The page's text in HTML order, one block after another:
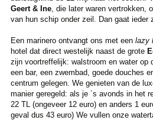
Geert & Ine, die later waren vertrokken,
van hun schip onder zeil. Dan gaat ieder
Een marinero ontvangt ons met een lazy
hotel dat direct westelijk naast de grote
zijn voortreffelijk: walstroom en water op
een bar, een zwembad, goede douches
centrum gelegen. We genieten van de
manier geregeld: als je ´s avonds in het
22 TL (ongeveer 12 euro) en anders 1
geval dus 43 euro) We vullen onze